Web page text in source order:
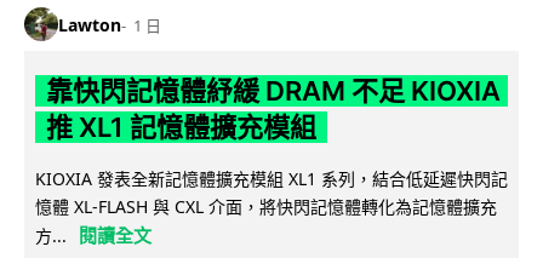
Lawton 1 日
靠快閃記憶體紓緩 DRAM 不足 KIOXIA
推 XL1 記憶體擴充模組
KIOXIA 發表全新記憶體擴充模組 XL1 系列，結合低延遲快閃記
憶體 XL-FLASH 與 CXL 介面，將快閃記憶體轉化為記憶體擴充
方...
閱讀全文